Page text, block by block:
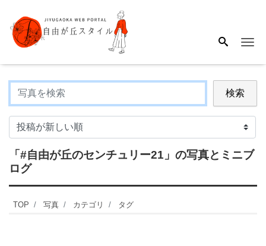
検索
「#自由が丘のセンチュリー21」 の写真とミニブ
ログ
TOP 写真 カテゴリ タグ